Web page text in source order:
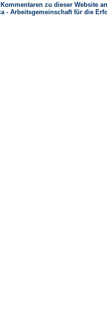
zu dieser Website
- Arbeitsgemeinschaft für die